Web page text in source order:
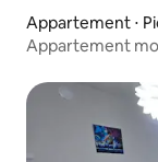
Appartement ⋅
Appartement